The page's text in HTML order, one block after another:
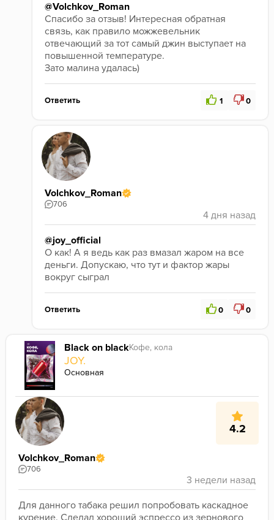
@Volchkov_Roman
Спасибо за отзыв! Интересная обратная
связь, как правило можжевельник
отвечающий за тот самый джин выступает на
повышенной температуре.
Зато малина удалась)
Ответить 1 0
Volchkov_Roman
706
@joy_official
О как! А я ведь как раз вмазал жаром на все
деньги. Допускаю, что тут и фактор жары
вокруг сыграл
Ответить 0 0
Black on blackКофе, кола
JOY.
Основная
4.2
Volchkov_Roman
706
Для данного табака решил попробовать каскадное